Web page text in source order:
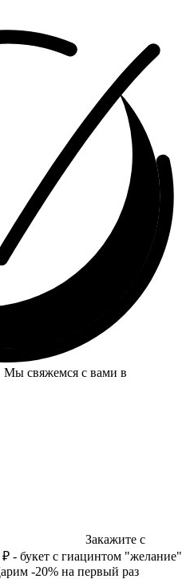
Мы свяжемся с вами в
Закажите с
- букет с гиацинтом "желание"
-20% на первый раз